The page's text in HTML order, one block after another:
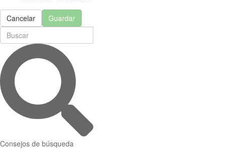
Cancelar Guardar
Consejos de búsqueda